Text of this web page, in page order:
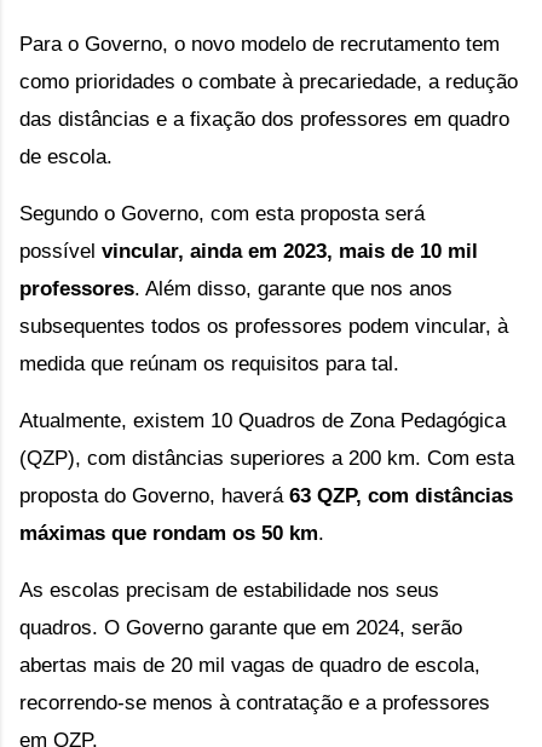
Para o Governo, o novo modelo de recrutamento tem
como prioridades o combate à precariedade, a redução
das distâncias e a fixação dos professores em quadro
de escola.
Segundo o Governo, com esta proposta será
possível vincular, ainda em 2023, mais de 10 mil
professores. Além disso, garante que nos anos
subsequentes todos os professores podem vincular, à
medida que reúnam os requisitos para tal.
Atualmente, existem 10 Quadros de Zona Pedagógica
(QZP), com distâncias superiores a 200 km. Com esta
proposta do Governo, haverá 63 QZP, com distâncias
máximas que rondam os 50 km.
As escolas precisam de estabilidade nos seus
quadros. O Governo garante que em 2024, serão
abertas mais de 20 mil vagas de quadro de escola,
recorrendo-se menos à contratação e a professores
em QZP.